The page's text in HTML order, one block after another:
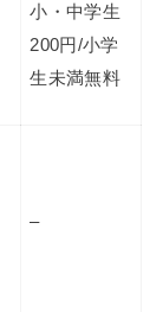
小・中学生
200円/小学
生未満無料
–